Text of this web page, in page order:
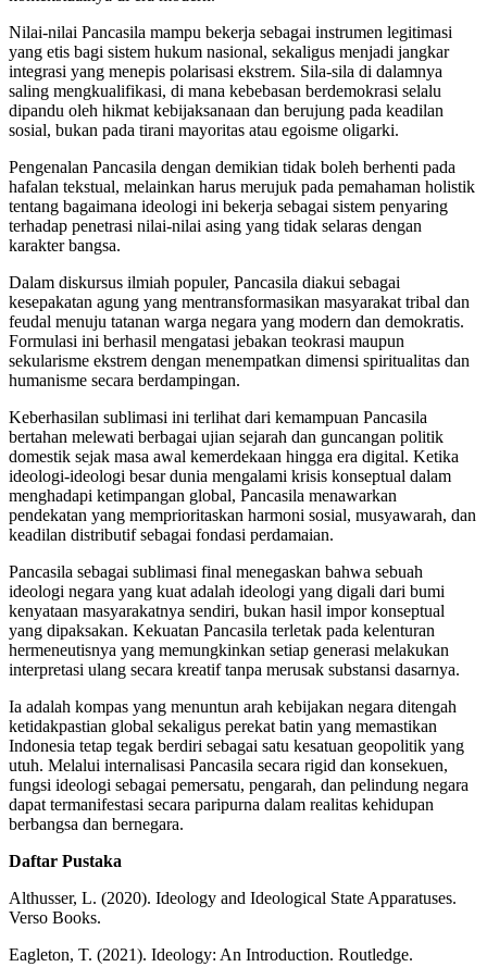
Nilai-nilai Pancasila mampu bekerja sebagai instrumen legitimasi
yang etis bagi sistem hukum nasional, sekaligus menjadi jangkar
integrasi yang menepis polarisasi ekstrem. Sila-sila di dalamnya
saling mengkualifikasi, di mana kebebasan berdemokrasi selalu
dipandu oleh hikmat kebijaksanaan dan berujung pada keadilan
sosial, bukan pada tirani mayoritas atau egoisme oligarki.
Pengenalan Pancasila dengan demikian tidak boleh berhenti pada
hafalan tekstual, melainkan harus merujuk pada pemahaman holistik
tentang bagaimana ideologi ini bekerja sebagai sistem penyaring
terhadap penetrasi nilai-nilai asing yang tidak selaras dengan
karakter bangsa.
Dalam diskursus ilmiah populer, Pancasila diakui sebagai
kesepakatan agung yang mentransformasikan masyarakat tribal dan
feudal menuju tatanan warga negara yang modern dan demokratis.
Formulasi ini berhasil mengatasi jebakan teokrasi maupun
sekularisme ekstrem dengan menempatkan dimensi spiritualitas dan
humanisme secara berdampingan.
Keberhasilan sublimasi ini terlihat dari kemampuan Pancasila
bertahan melewati berbagai ujian sejarah dan guncangan politik
domestik sejak masa awal kemerdekaan hingga era digital. Ketika
ideologi-ideologi besar dunia mengalami krisis konseptual dalam
menghadapi ketimpangan global, Pancasila menawarkan
pendekatan yang memprioritaskan harmoni sosial, musyawarah, dan
keadilan distributif sebagai fondasi perdamaian.
Pancasila sebagai sublimasi final menegaskan bahwa sebuah
ideologi negara yang kuat adalah ideologi yang digali dari bumi
kenyataan masyarakatnya sendiri, bukan hasil impor konseptual
yang dipaksakan. Kekuatan Pancasila terletak pada kelenturan
hermeneutisnya yang memungkinkan setiap generasi melakukan
interpretasi ulang secara kreatif tanpa merusak substansi dasarnya.
Ia adalah kompas yang menuntun arah kebijakan negara ditengah
ketidakpastian global sekaligus perekat batin yang memastikan
Indonesia tetap tegak berdiri sebagai satu kesatuan geopolitik yang
utuh. Melalui internalisasi Pancasila secara rigid dan konsekuen,
fungsi ideologi sebagai pemersatu, pengarah, dan pelindung negara
dapat termanifestasi secara paripurna dalam realitas kehidupan
berbangsa dan bernegara.
Daftar Pustaka
Althusser, L. (2020). Ideology and Ideological State Apparatuses.
Verso Books.
Eagleton, T. (2021). Ideology: An Introduction. Routledge.